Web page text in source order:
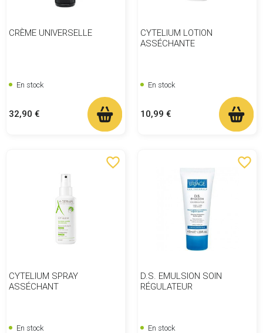
CRÈME UNIVERSELLE
En stock
Prix
32,90 €
CYTELIUM LOTION
ASSÉCHANTE
En stock
Prix
10,99 €
favorite_border
CYTELIUM SPRAY
ASSÉCHANT
En stock
favorite_border
D.S. EMULSION SOIN
RÉGULATEUR
En stock